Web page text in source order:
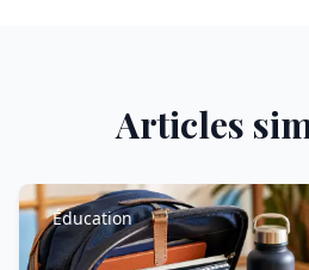
Articles
Éducation